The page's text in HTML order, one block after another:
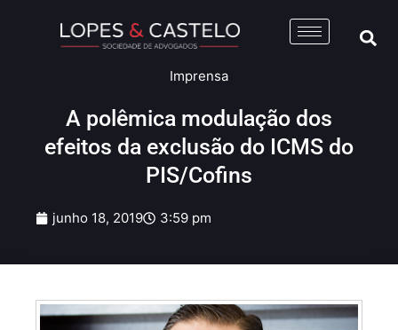
Imprensa
A polêmica modulação dos
efeitos da exclusão do ICMS do
PIS/Cofins
junho 18, 2019 3:59 pm